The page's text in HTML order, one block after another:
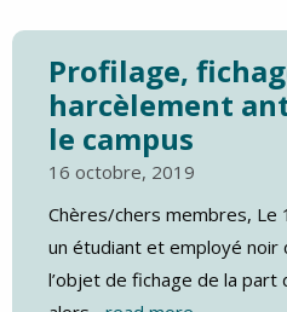
Profilage,
harcèlement
le campus
16 octobre, 2019
Chères/chers membres,
un étudiant et employé noir
l’objet de fichage de la part